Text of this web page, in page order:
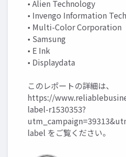
• Alien Technology
• Invengo Information
• Multi-Color Corporation
• Samsung
• E Ink
• Displaydata
このレポートの詳細は、
https://
label-r1530353?
label をご覧ください。